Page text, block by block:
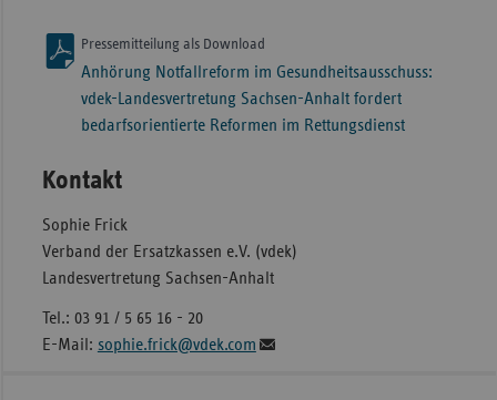
Pressemitteilung als Download
Anhörung Notfallreform im Gesundheitsausschuss:
vdek-Landesvertretung Sachsen-Anhalt fordert
bedarfsorientierte Reformen im Rettungsdienst
Kontakt
Sophie Frick
Verband der Ersatzkassen e.V. (vdek)
Landesvertretung Sachsen-Anhalt
Tel.: 03 91 / 5 65 16 - 20
E-Mail: sophie.frick@vdek.com